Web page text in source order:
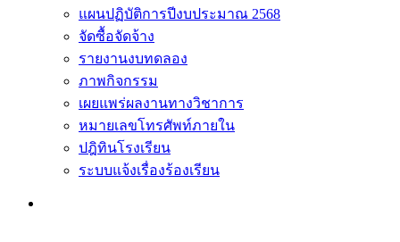
แผนปฏิบัติการปีงบประมาณ 2568
จัดซื้อจัดจ้าง
รายงานงบทดลอง
ภาพกิจกรรม
เผยแพร่ผลงานทางวิชาการ
หมายเลขโทรศัพท์ภายใน
ปฎิทินโรงเรียน
ระบบแจ้งเรื่องร้องเรียน